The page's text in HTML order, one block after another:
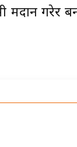
श्रमदान गरेर